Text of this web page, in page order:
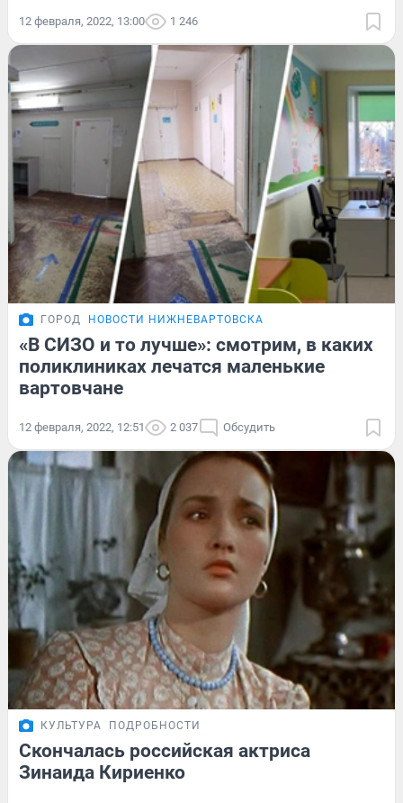
12 февраля, 2022, 13:00 1 246
ГОРОД НОВОСТИ НИЖНЕВАРТОВСКА
«В СИЗО и то лучше»: смотрим, в каких
поликлиниках лечатся маленькие
вартовчане
12 февраля, 2022, 12:51 2 037 Обсудить
КУЛЬТУРА ПОДРОБНОСТИ
Скончалась российская актриса
Зинаида Кириенко